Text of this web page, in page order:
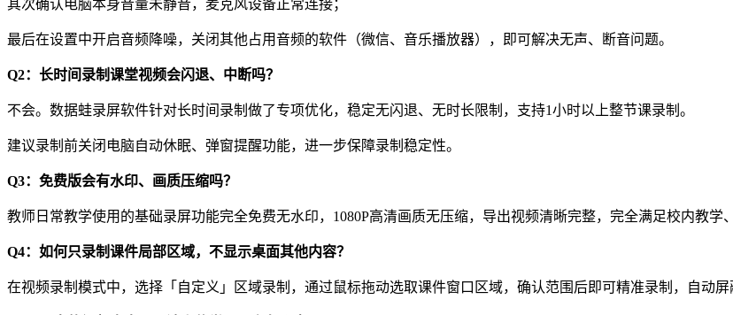
其次确认电脑本身音量未静音，麦克风设备正常连接；
最后在设置中开启音频降噪，关闭其他占用音频的软件（微信、音乐播放器），即可解决无声、断音问题。
Q2：长时间录制课堂视频会闪退、中断吗？
不会。数据蛙录屏软件针对长时间录制做了专项优化，稳定无闪退、无时长限制，支持1小时以上整节课录制。
建议录制前关闭电脑自动休眠、弹窗提醒功能，进一步保障录制稳定性。
Q3：免费版会有水印、画质压缩吗？
教师日常教学使用的基础录屏功能完全免费无水印，1080P高清画质无压缩，导出视频清晰完整，完全满足校内教学
Q4：如何只录制课件局部区域，不显示桌面其他内容？
在视频录制模式中，选择「自定义」区域录制，通过鼠标拖动选取课件窗口区域，确认范围后即可精准录制，自动